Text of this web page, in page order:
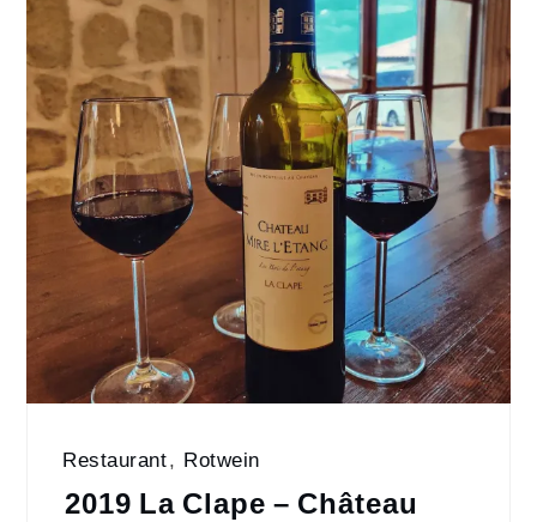
Restaurant, Rotwein
2019 La Clape – Château